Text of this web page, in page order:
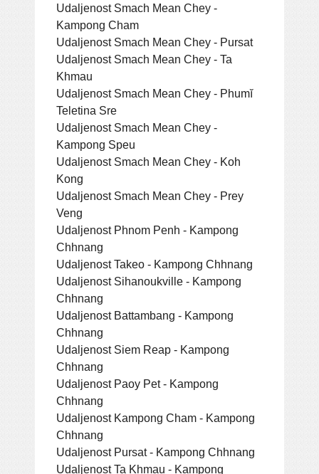
Udaljenost Smach Mean Chey -
Kampong Cham
Udaljenost Smach Mean Chey - Pursat
Udaljenost Smach Mean Chey - Ta
Khmau
Udaljenost Smach Mean Chey - Phumĭ
Teletina Sre
Udaljenost Smach Mean Chey -
Kampong Speu
Udaljenost Smach Mean Chey - Koh
Kong
Udaljenost Smach Mean Chey - Prey
Veng
Udaljenost Phnom Penh - Kampong
Chhnang
Udaljenost Takeo - Kampong Chhnang
Udaljenost Sihanoukville - Kampong
Chhnang
Udaljenost Battambang - Kampong
Chhnang
Udaljenost Siem Reap - Kampong
Chhnang
Udaljenost Paoy Pet - Kampong
Chhnang
Udaljenost Kampong Cham - Kampong
Chhnang
Udaljenost Pursat - Kampong Chhnang
Udaljenost Ta Khmau - Kampong